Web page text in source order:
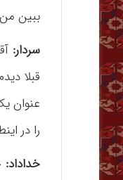
ببین
سردار:
قبلا
عنوان
را در
خداداد: